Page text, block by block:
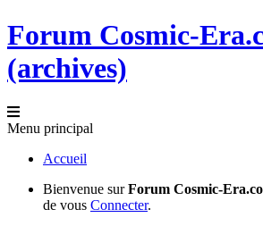
Forum Cosmic-
(archives)
Menu principal
Accueil
Bienvenue surForum Cosmic-
de vous Connecter.